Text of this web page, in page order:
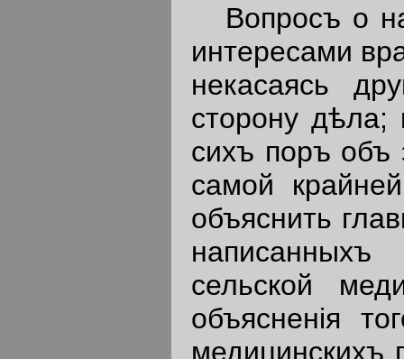
Вопросъ о
интересами
некасаясь
сторону
сихъ поръ объ
самой
объяснить
сельской
объясненiя
медицинскихъ